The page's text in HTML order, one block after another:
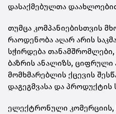
დასაქმებულთა
თუმცა კომპანიებისთვის
რაოდენობა აღარ არის
სჭირდება
ბაზრის ანალიზს, ციფრული
მომხმარებლის ქცევის
დაგეგმვასა და
ელექტრონული კომერციის,